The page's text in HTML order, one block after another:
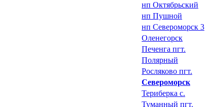
нп Октябрьский
нп Пушной
нп Североморск 3
Оленегорск
Печенга пгт.
Полярный
Росляково пгт.
Североморск
Териберка с.
Туманный пгт.